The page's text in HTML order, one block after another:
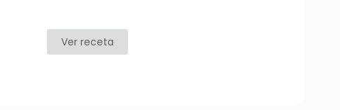
Ver receta